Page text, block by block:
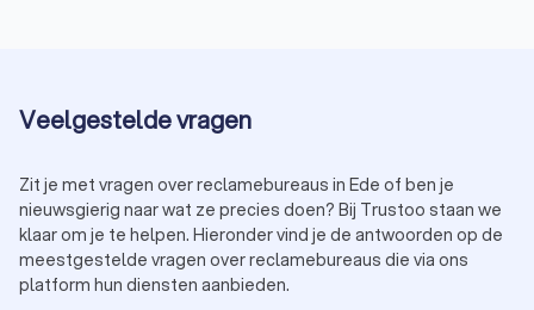
Werkwijze:zorg ervoor dat de aanpak van het bureau
zonder in te leveren op kwaliteit.
Specialisaties:sommige bureaus focussen op
specifieke sectoren of marketingtechnieken.
Met Trustoo vind je eenvoudig de beste reclamebureaus in
Ede. Vraag vandaag nog drie tot vier offertes aan en ontdek
Veelgestelde vragen
Zit je met vragen over reclamebureaus in Ede of ben je
nieuwsgierig naar wat ze precies doen? Bij Trustoo staan we
klaar om je te helpen. Hieronder vind je de antwoorden op de
meestgestelde vragen over reclamebureaus die via ons
platform hun diensten aanbieden.